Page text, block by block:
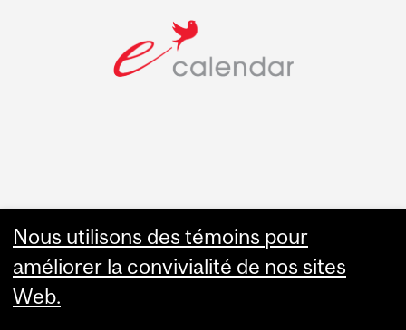
Faculty Links
Nous utilisons des témoins pour
améliorer la convivialité de nos sites
Web.